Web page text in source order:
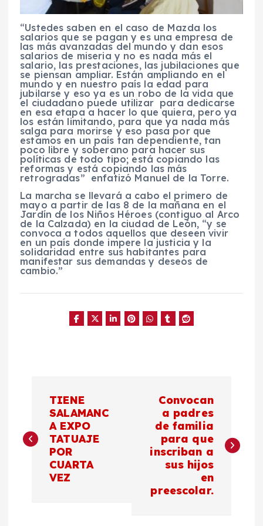
“Ustedes saben en el caso de Mazda los
salarios que se pagan y es una empresa de
las más avanzadas del mundo y dan esos
salarios de miseria y no es nada más el
salario, las prestaciones, las jubilaciones que
se piensan ampliar. Están ampliando en el
mundo y en nuestro país la edad para
jubilarse y eso ya es un robo de la vida que
el ciudadano puede utilizar para dedicarse
en esa etapa a hacer lo que quiera, pero ya
los están limitando, para que ya nada más
salga para morirse y eso pasa por que
estamos en un país tan dependiente, tan
poco libre y soberano para hacer sus
políticas de todo tipo; está copiando las
reformas y está copiando las más
retrogradas” enfatizó Manuel de la Torre.
La marcha se llevará a cabo el primero de
mayo a partir de las 8 de la mañana en el
Jardín de los Niños Héroes (contiguo al Arco
de la Calzada) en la ciudad de León, “y se
convoca a todos aquellos que deseen vivir
en un país donde impere la justicia y la
solidaridad entre sus habitantes para
manifestar sus demandas y deseos de
cambio.”
v
TIENE
SALAMANC
A EXPO
TATUAJE
POR
CUARTA
VEZ
Convocan
a padres
de familia
para que
inscriban a
sus hijos
en
preescolar.